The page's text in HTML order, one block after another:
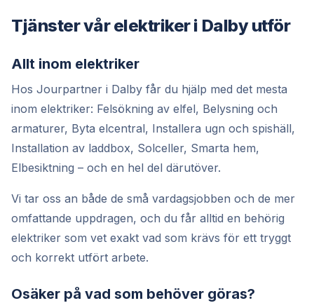
Tjänster vår elektriker i Dalby utför
Allt inom elektriker
Hos Jourpartner i Dalby får du hjälp med det mesta
inom elektriker: Felsökning av elfel, Belysning och
armaturer, Byta elcentral, Installera ugn och spishäll,
Installation av laddbox, Solceller, Smarta hem,
Elbesiktning – och en hel del därutöver.
Vi tar oss an både de små vardagsjobben och de mer
omfattande uppdragen, och du får alltid en behörig
elektriker som vet exakt vad som krävs för ett tryggt
och korrekt utfört arbete.
Osäker på vad som behöver göras?